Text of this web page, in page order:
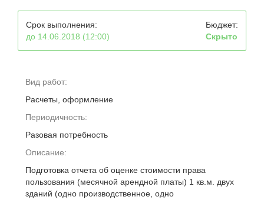
Срок выполнения:
до 14.06.2018 (12:00)
Бюджет:
Скрыто
Вид работ:
Расчеты, оформление
Периодичность:
Разовая потребность
Описание:
Подготовка отчета об оценке стоимости права
пользования (месячной арендной платы) 1 кв.м. двух
зданий (одно производственное, одно